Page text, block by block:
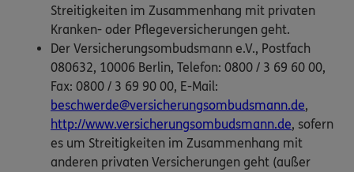
Streitigkeiten im Zusammenhang mit privaten
Kranken- oder Pflegeversicherungen geht.
Der Versicherungsombudsmann e.V., Postfach
080632, 10006 Berlin, Telefon: 0800 / 3 69 60 00,
Fax: 0800 / 3 69 90 00, E-Mail:
beschwerde@versicherungsombudsmann.de,
http://www.versicherungsombudsmann.de, sofern
es um Streitigkeiten im Zusammenhang mit
anderen privaten Versicherungen geht (außer